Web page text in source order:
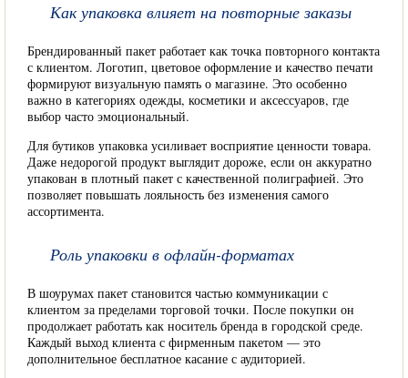
Как упаковка влияет на повторные заказы
Брендированный пакет работает как точка повторного контакта
с клиентом. Логотип, цветовое оформление и качество печати
формируют визуальную память о магазине. Это особенно
важно в категориях одежды, косметики и аксессуаров, где
выбор часто эмоциональный.
Для бутиков упаковка усиливает восприятие ценности товара.
Даже недорогой продукт выглядит дороже, если он аккуратно
упакован в плотный пакет с качественной полиграфией. Это
позволяет повышать лояльность без изменения самого
ассортимента.
Роль упаковки в офлайн-форматах
В шоурумах пакет становится частью коммуникации с
клиентом за пределами торговой точки. После покупки он
продолжает работать как носитель бренда в городской среде.
Каждый выход клиента с фирменным пакетом — это
дополнительное бесплатное касание с аудиторией.